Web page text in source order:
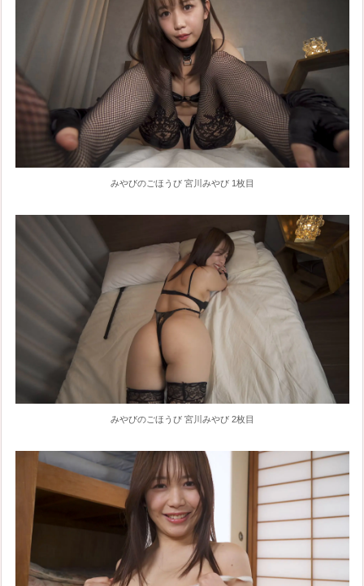
みやびのごほうび 宮川みやび 1枚目
みやびのごほうび 宮川みやび 2枚目